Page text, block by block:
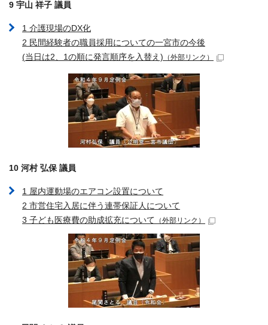
9 宇山 祥子 議員
1 介護現場のDX化
2 民間経験者の職員採用についての一宮市の今後
(当日は2、1の順に発言順序を入替え) （外部リンク）
10 河村 弘保 議員
1 屋内運動場のエアコン設置について
2 市営住宅入居に伴う連帯保証人について
3 子ども医療費の助成拡充について （外部リンク）